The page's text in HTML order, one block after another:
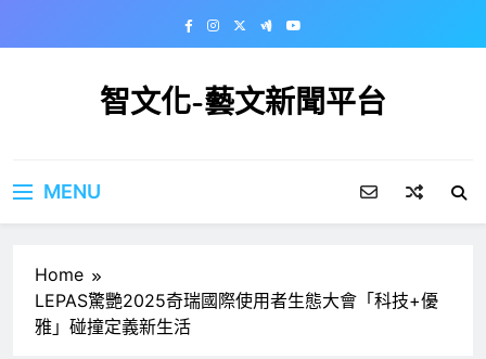
智文化-藝文新聞平台
MENU
Home
LEPAS驚艷2025奇瑞國際使用者生態大會「科技+優
雅」碰撞定義新生活